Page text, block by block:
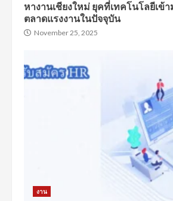
หางานเชียงใหม่ ยุคที่เทคโนโลยีเข้
ตลาดแรงงานในปัจจุบัน
November 25, 2025
งาน